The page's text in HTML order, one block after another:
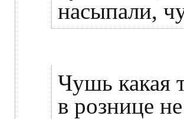
насыпали,
Чушь какая
в рознице